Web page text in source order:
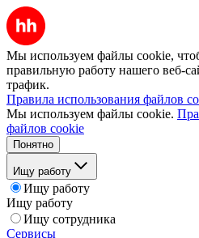
Мы используем файлы cookie,
правильную работу нашего веб-
трафик.
Правила использования файлов
Мы используем файлы cookie.
файлов cookie
Понятно
Ищу работу
Ищу работу
Ищу работу
Ищу сотрудника
Сервисы